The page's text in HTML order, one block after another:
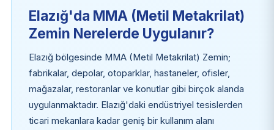
Elazığ'da MMA (Metil Metakrilat)
Zemin Nerelerde Uygulanır?
Elazığ bölgesinde MMA (Metil Metakrilat) Zemin;
fabrikalar, depolar, otoparklar, hastaneler, ofisler,
mağazalar, restoranlar ve konutlar gibi birçok alanda
uygulanmaktadır. Elazığ'daki endüstriyel tesislerden
ticari mekanlara kadar geniş bir kullanım alanı